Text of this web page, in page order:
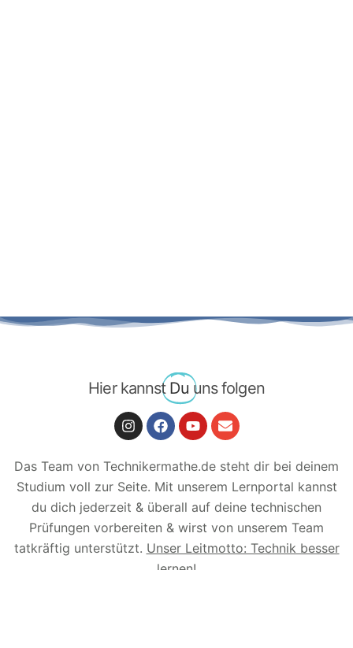
Hier kannst Du uns folgen
Das Team von Technikermathe.de steht dir bei deinem
Studium voll zur Seite. Mit unserem Lernportal kannst
du dich jederzeit & überall auf deine technischen
Prüfungen vorbereiten & wirst von unserem Team
tatkräftig unterstützt. Unser Leitmotto: Technik besser
lernen!